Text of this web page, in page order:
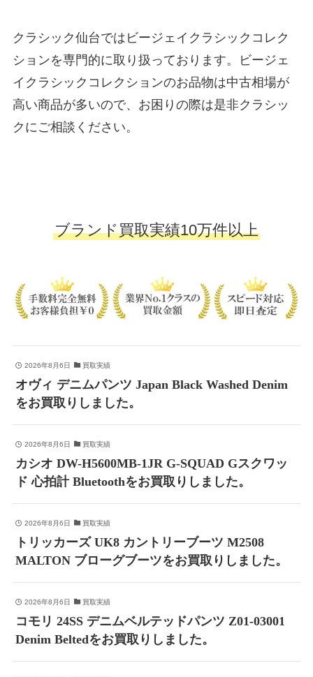
クラシック仙台ではビージェイクラシックコレク
ションを専門的に取り扱っております。ビージェ
イクラシックコレクションのお品物は中古相場が
高い商品が多いので、お困りの際は是非クラシッ
クにご相談ください。
ブランド買取実績10万件以上
2026年8月6日 買取実績
オヴィ デニムパンツ Japan Black Washed Denim
をお買取りしました。
2026年8月6日 買取実績
カシオ DW-H5600MB-1JR G-SQUAD Gスクワッ
ド 心拍計 Bluetoothをお買取りしました。
2026年8月6日 買取実績
トリッカーズ UK8 カントリーブーツ M2508
MALTON ブローグブーツをお買取りしました。
2026年8月6日 買取実績
コモリ 24SS デニムベルテッドパンツ Z01-03001
Denim Beltedをお買取りしました。